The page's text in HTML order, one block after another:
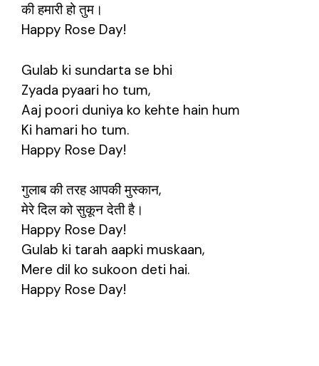
की हमारी हो तुम।
Happy Rose Day!
Gulab ki sundarta se bhi
Zyada pyaari ho tum,
Aaj poori duniya ko kehte hain hum
Ki hamari ho tum.
Happy Rose Day!
गुलाब की तरह आपकी मुस्कान,
मेरे दिल को सुकून देती है।
Happy Rose Day!
Gulab ki tarah aapki muskaan,
Mere dil ko sukoon deti hai.
Happy Rose Day!